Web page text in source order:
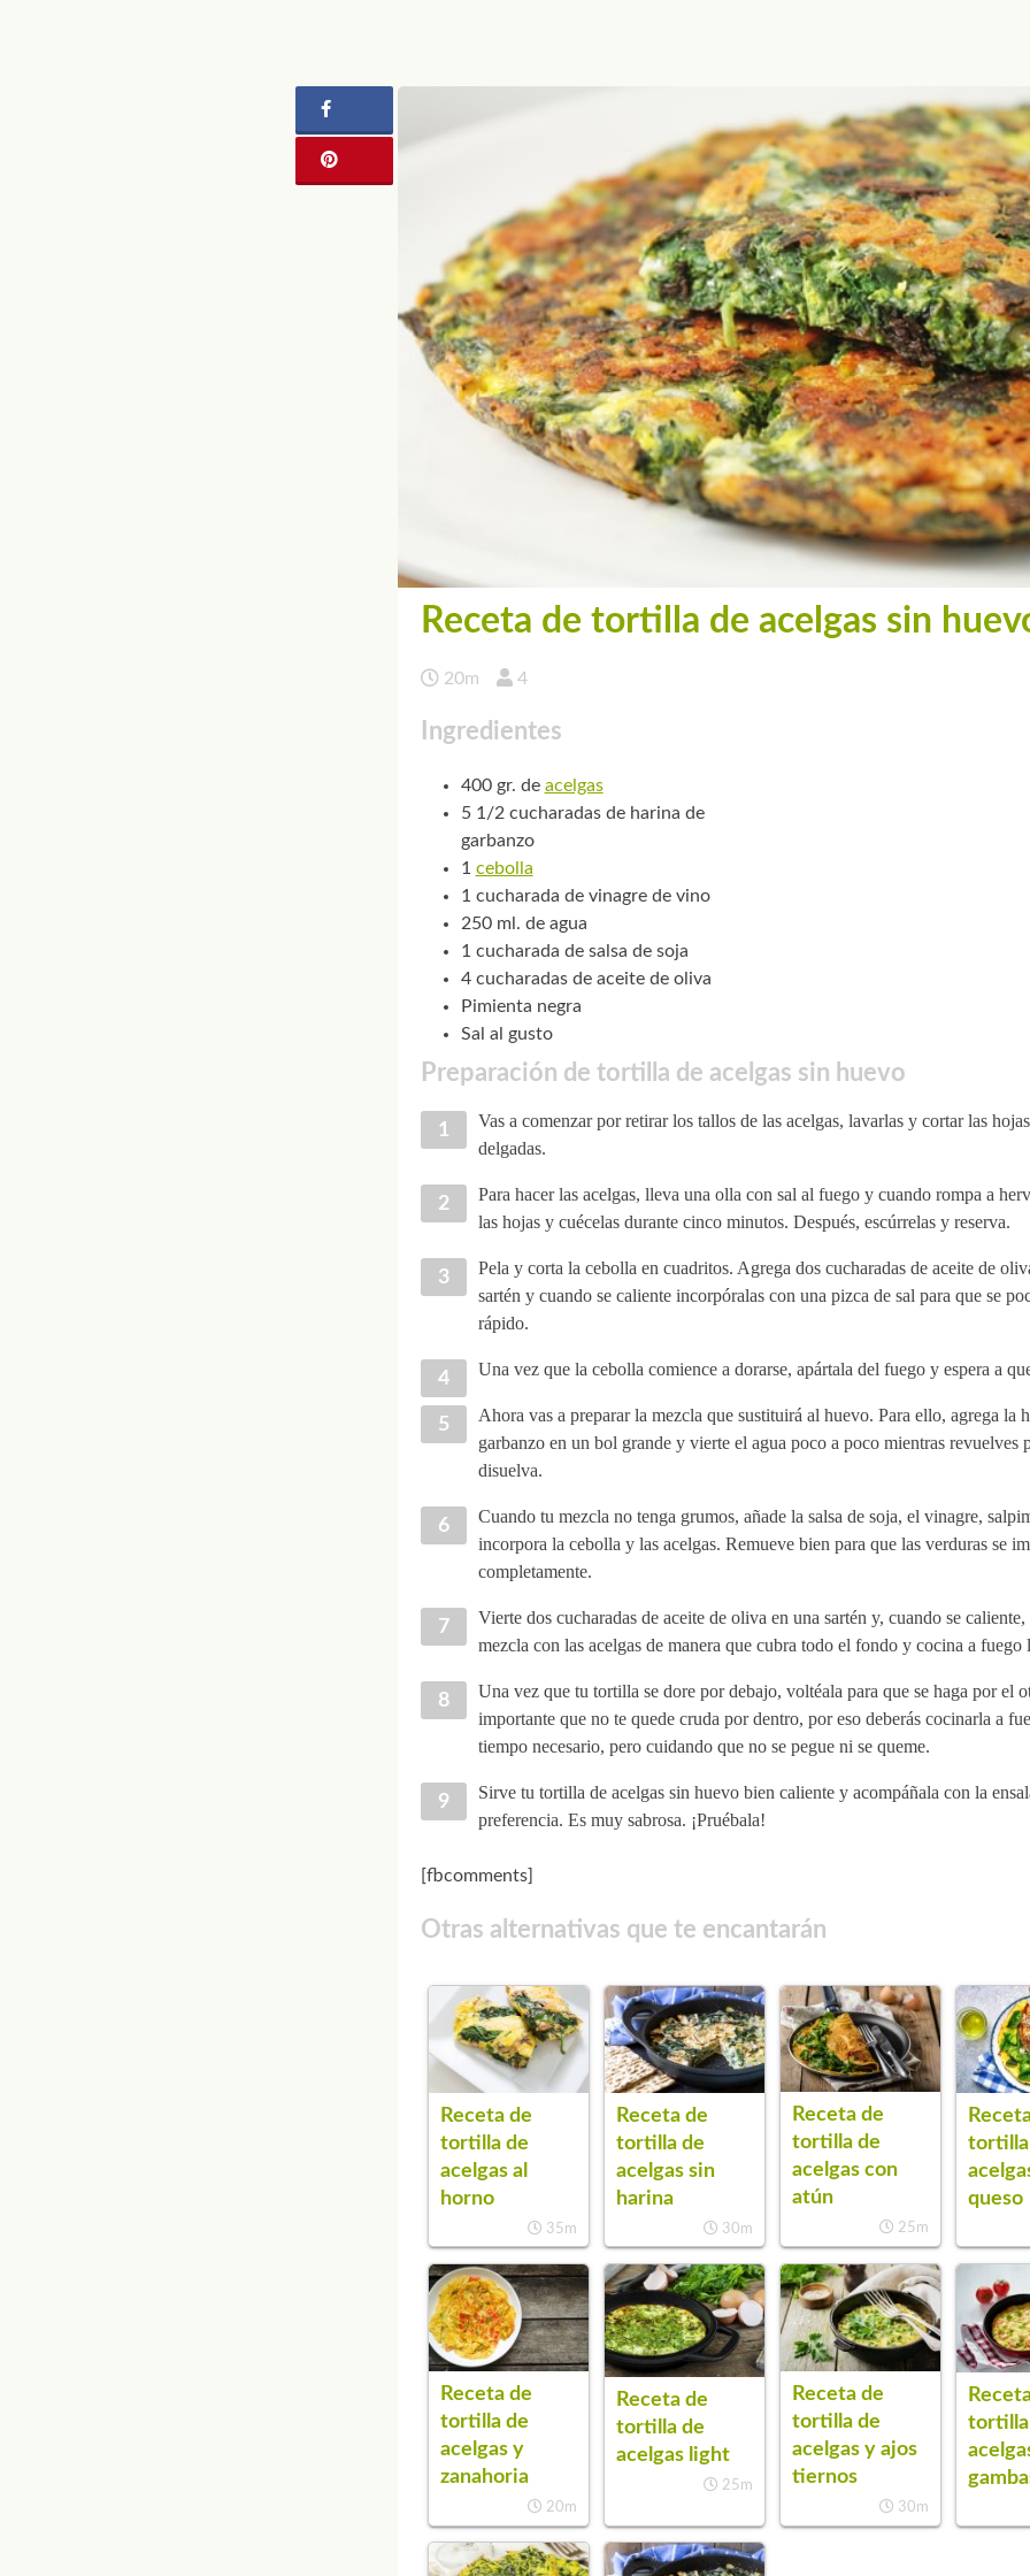
Receta de tortilla de acelgas sin
20m 4
Ingredientes
400 gr. de acelgas
5 1/2 cucharadas de harina de
garbanzo
1 cebolla
1 cucharada de vinagre de vino
250 ml. de agua
1 cucharada de salsa de soja
4 cucharadas de aceite de oliva
Pimienta negra
Sal al gusto
Preparación de tortilla de acelgas sin huevo
Vas a comenzar por retirar los tallos de las acelgas, lavarlas y cortar las
delgadas.
Para hacer las acelgas, lleva una olla con sal al fuego y cuando rompa a
las hojas y cuécelas durante cinco minutos. Después, escúrrelas y reserva.
Pela y corta la cebolla en cuadritos. Agrega dos cucharadas de aceite de
sartén y cuando se caliente incorpóralas con una pizca de sal para que se
rápido.
Una vez que la cebolla comience a dorarse, apártala del fuego y espera a
Ahora vas a preparar la mezcla que sustituirá al huevo. Para ello, agrega la
garbanzo en un bol grande y vierte el agua poco a poco mientras revuelves
disuelva.
Cuando tu mezcla no tenga grumos, añade la salsa de soja, el vinagre,
incorpora la cebolla y las acelgas. Remueve bien para que las verduras se
completamente.
Vierte dos cucharadas de aceite de oliva en una sartén y, cuando se
mezcla con las acelgas de manera que cubra todo el fondo y cocina a fuego
Una vez que tu tortilla se dore por debajo, voltéala para que se haga por el
importante que no te quede cruda por dentro, por eso deberás cocinarla a
tiempo necesario, pero cuidando que no se pegue ni se queme.
Sirve tu tortilla de acelgas sin huevo bien caliente y acompáñala con la
preferencia. Es muy sabrosa. ¡Pruébala!
[fbcomments]
Otras alternativas que te encantarán
Receta de
tortilla de
acelgas al
horno
35m
Receta de
tortilla de
acelgas sin
harina
30m
Receta de
tortilla de
acelgas con
atún
25m
tortilla
queso
Receta de
tortilla de
acelgas y
zanahoria
20m
Receta de
tortilla de
acelgas light
25m
Receta de
tortilla de
acelgas y ajos
tiernos
30m
tortilla